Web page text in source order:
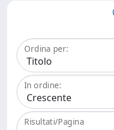
Ordina per:
In ordine:
Risultati/Pagina